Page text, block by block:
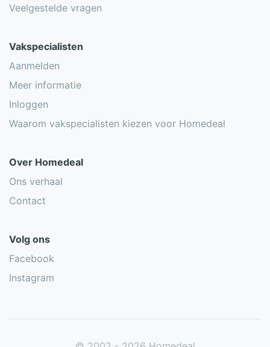
Veelgestelde vragen
Vakspecialisten
Aanmelden
Meer informatie
Inloggen
Waarom vakspecialisten kiezen voor Homedeal
Over Homedeal
Ons verhaal
Contact
Volg ons
Facebook
Instagram